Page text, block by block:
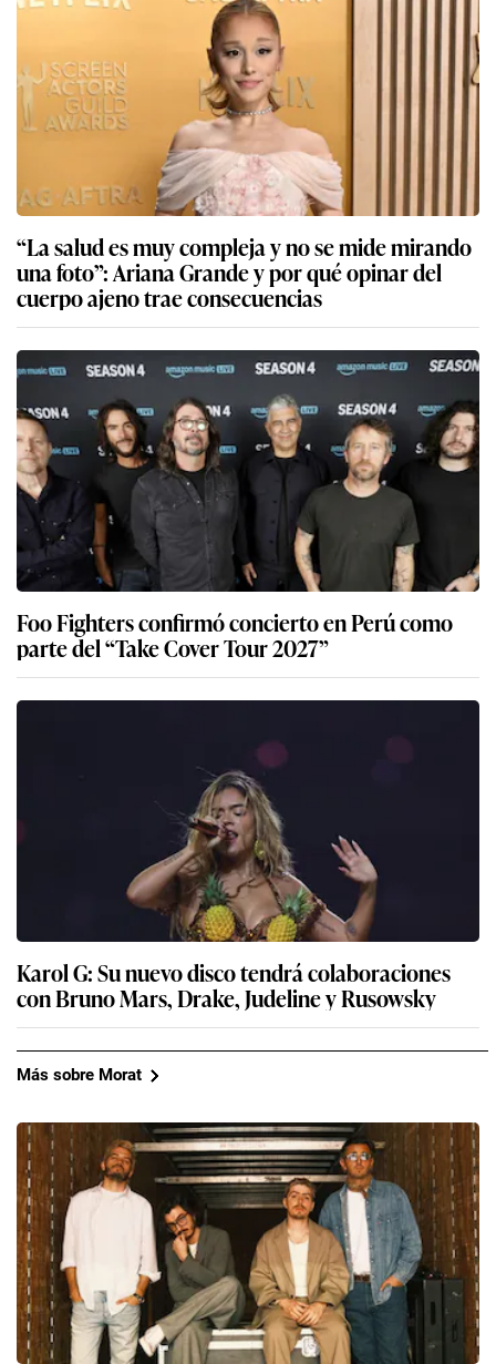
“La salud es muy compleja y no se mide mirando
una foto”: Ariana Grande y por qué opinar del
cuerpo ajeno trae consecuencias
Foo Fighters confirmó concierto en Perú como
parte del “Take Cover Tour 2027”
Karol G: Su nuevo disco tendrá colaboraciones
con Bruno Mars, Drake, Judeline y Rusowsky
Más sobre Morat